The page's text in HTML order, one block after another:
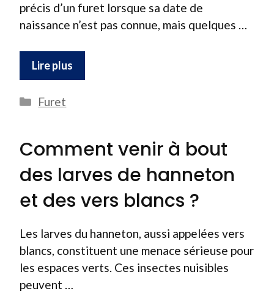
précis d’un furet lorsque sa date de
naissance n’est pas connue, mais quelques …
Lire plus
Catégories
Furet
Comment venir à bout
des larves de hanneton
et des vers blancs ?
Les larves du hanneton, aussi appelées vers
blancs, constituent une menace sérieuse pour
les espaces verts. Ces insectes nuisibles
peuvent …